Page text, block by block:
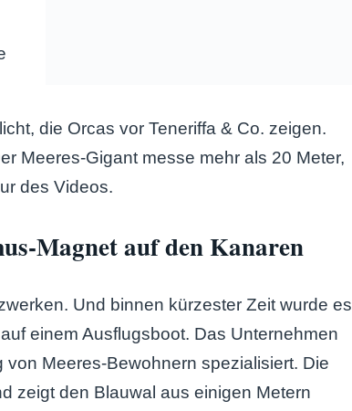
die Orcas vor Teneriffa & Co. zeigen.
Meeres-Gigant messe mehr als 20 Meter,
des Videos.
Magnet auf den Kanaren
Und binnen kürzester Zeit wurde es
einem Ausflugsboot. Das Unternehmen
Meeres-Bewohnern spezialisiert. Die
zeigt den Blauwal aus einigen Metern